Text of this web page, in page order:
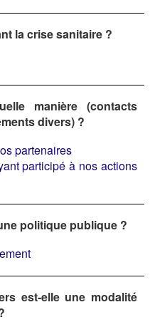
la crise sanitaire ?
manière (contacts
divers) ?
partenaires
participé à nos actions
politique publique ?
est-elle une modalité